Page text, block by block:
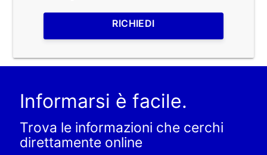
RICHIEDI
Informarsi è facile.
Trova le informazioni che cerchi
direttamente online